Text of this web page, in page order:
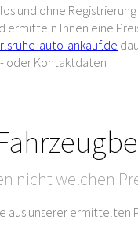
und ohne Registrierung
Ihnen eine
auto-ankauf.de
oder Kontaktdaten
nicht welchen
unserer ermittelten